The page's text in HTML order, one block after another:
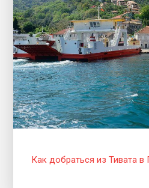
Как добраться из Тивата в